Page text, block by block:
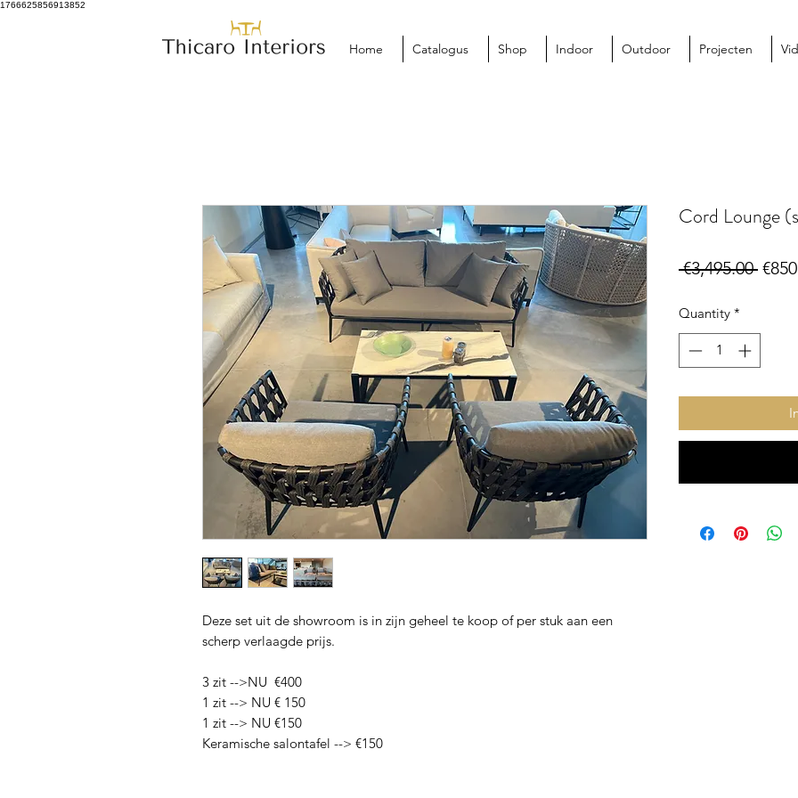
1766625856913852
Home Catalogus Shop Indoor Outdoor Projecten
Deze set uit de showroom is in zijn geheel te koop of per stuk aan een
scherp verlaagde prijs.
3 zit -->NU €400
1 zit --> NU € 150
1 zit --> NU €150
Keramische salontafel --> €150
Cord Lounge
€3,495.00
Quantity *